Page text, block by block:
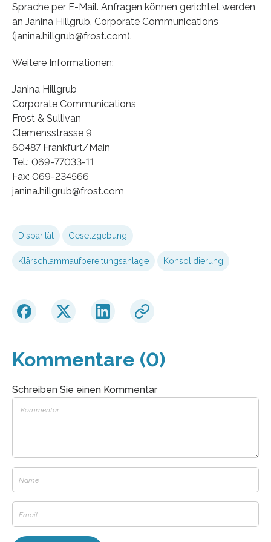
Sprache per E-Mail. Anfragen können gerichtet werden
an Janina Hillgrub, Corporate Communications
(janina.hillgrub@frost.com).
Weitere Informationen:
Janina Hillgrub
Corporate Communications
Frost & Sullivan
Clemensstrasse 9
60487 Frankfurt/Main
Tel.: 069-77033-11
Fax: 069-234566
janina.hillgrub@frost.com
Disparität Gesetzgebung
Klärschlammaufbereitungsanlage Konsolidierung
Kommentare (0)
Schreiben Sie einen Kommentar